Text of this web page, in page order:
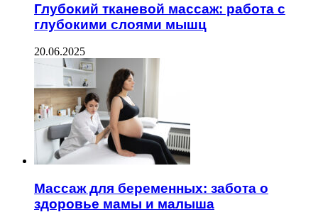
Глубокий тканевой массаж: работа с
глубокими слоями мышц
20.06.2025
Массаж для беременных: забота о
здоровье мамы и малыша